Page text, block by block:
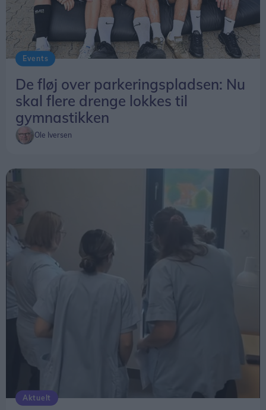
Events
De fløj over parkeringspladsen: Nu
skal flere drenge lokkes til
gymnastikken
Ole Iversen
Aktuelt